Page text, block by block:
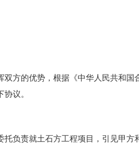
双方的优势，根据《中华人民共和
议。
托负责就土石方工程项目，引见甲